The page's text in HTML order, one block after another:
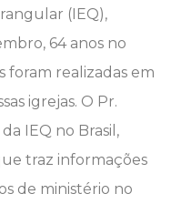
(IEQ),
64 anos no
foram realizadas em
igrejas. O Pr.
IEQ no Brasil,
traz informações
de ministério no